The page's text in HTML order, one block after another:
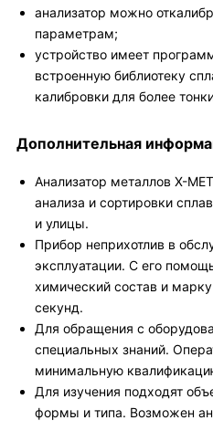
анализатор можно
параметрам;
устройство имеет
встроенную библиотеку
калибровки для более
Дополнительная
Анализатор металлов X-
анализа и сортировки
и улицы.
Прибор неприхотлив в
эксплуатации. С его
химический состав и
секунд.
Для обращения с
специальных знаний.
минимальную
Для изучения подходят
формы и типа. Возможен